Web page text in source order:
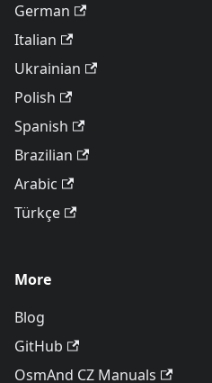
German
Italian
Ukrainian
Polish
Spanish
Brazilian
Arabic
Türkçe
More
Blog
GitHub
OsmAnd CZ Manuals